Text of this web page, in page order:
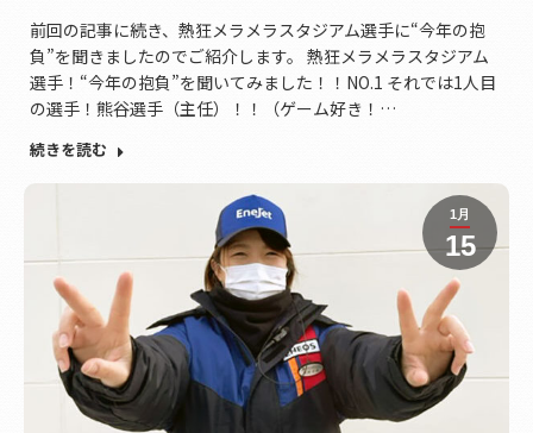
前回の記事に続き、熱狂メラメラスタジアム選手に“今年の抱
負”を聞きましたのでご紹介します。 熱狂メラメラスタジアム
選手！“今年の抱負”を聞いてみました！！NO.1 それでは1人目
の選手！熊谷選手（主任）！！（ゲーム好き！…
続きを読む
1月
15